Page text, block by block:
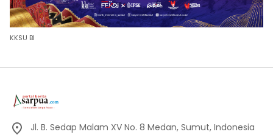
KKSU BI
Jl. B. Sedap Malam XV No. 8 Medan, Sumut, Indonesia